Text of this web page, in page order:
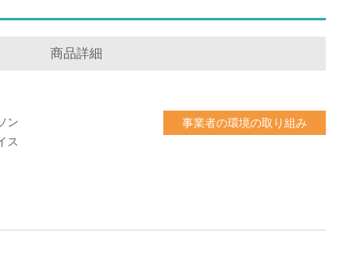
商品詳細
ン
ス
事業者の環境の取り組み